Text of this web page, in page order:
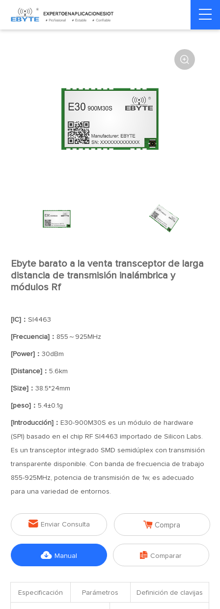
Home > Módulo > SPI/SOC/UART

Ebyte barato a la venta transceptor de larga
distancia de transmisión inalámbrica y
módulos Rf
[IC]：SI4463
[Frecuencia]： 855～925MHz
[Power]：30dBm
[Distance]：5.6km
[Size]：38.5*24mm
[peso]：5.4±0.1g
[Introducción]： E30-900M30S es un módulo de hardware
(SPI) basado en el chip RF SI4463 importado de Silicon Labs.
Es un transceptor integrado SMD semidúplex con transmisión
transparente disponible. Con banda de frecuencia de trabajo
855-925MHz, potencia de transmisión de 1w, es adecuado
para una variedad de entornos.
 Enviar Consulta  Compra
 Manual  Comparar
Especificación Parámetros Definición de clavijas